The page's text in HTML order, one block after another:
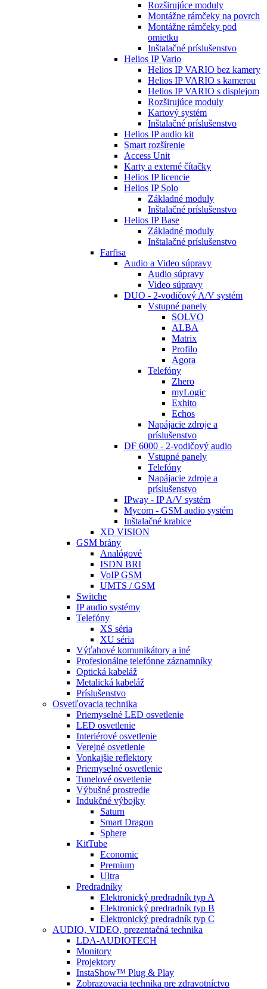
Rozširujúce moduly
Montážne rámčeky na povrch
Montážne rámčeky pod
omietku
Inštalačné príslušenstvo
Helios IP Vario
Helios IP VARIO bez kamery
Helios IP VARIO s kamerou
Helios IP VARIO s displejom
Rozširujúce moduly
Kartový systém
Inštalačné príslušenstvo
Helios IP audio kit
Smart rozšírenie
Access Unit
Karty a externé čítačky
Helios IP licencie
Helios IP Solo
Základné moduly
Inštalačné príslušenstvo
Helios IP Base
Základné moduly
Inštalačné príslušenstvo
Farfisa
Audio a Video súpravy
Audio súpravy
Video súpravy
DUO - 2-vodičový A/V systém
Vstupné panely
SOLVO
ALBA
Matrix
Profilo
Agora
Telefóny
Zhero
myLogic
Exhito
Echos
Napájacie zdroje a
príslušenstvo
DF 6000 - 2-vodičový audio
Vstupné panely
Telefóny
Napájacie zdroje a
príslušenstvo
IPway - IP A/V systém
Mycom - GSM audio systém
Inštalačné krabice
XD VISION
GSM brány
Analógové
ISDN BRI
VoIP GSM
UMTS / GSM
Switche
IP audio systémy
Telefóny
XS séria
XU séria
Výťahové komunikátory a iné
Profesionálne telefónne záznamníky
Optická kabeláž
Metalická kabeláž
Príslušenstvo
Osvetľovacia technika
Priemyselné LED osvetlenie
LED osvetlenie
Interiérové osvetlenie
Verejné osvetlenie
Vonkajšie reflektory
Priemyselné osvetlenie
Tunelové osvetlenie
Výbušné prostredie
Indukčné výbojky
Saturn
Smart Dragon
Sphere
KitTube
Economic
Premium
Ultra
Predradníky
Elektronický predradník typ A
Elektronický predradník typ B
Elektronický predradník typ C
AUDIO, VIDEO, prezentačná technika
LDA-AUDIOTECH
Monitory
Projektory
InstaShow™ Plug & Play
Zobrazovacia technika pre zdravotníctvo